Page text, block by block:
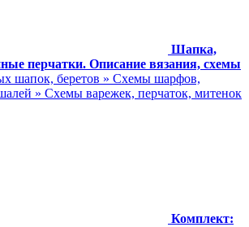
Шапка,
перчатки. Описание вязания, схемы
шапок, беретов » Схемы шарфов,
» Схемы варежек, перчаток, митенок
Комплект: